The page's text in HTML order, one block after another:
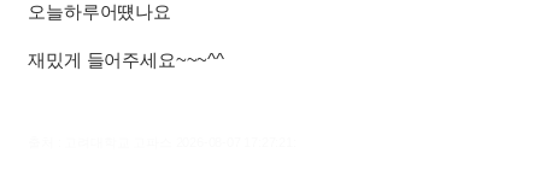
오늘하루어떘나요
재밌게 들어주세요~~~^^